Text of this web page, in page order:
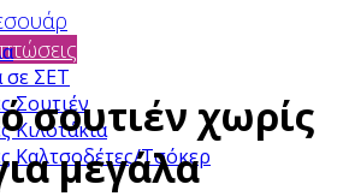
ΣΕΤ
Σουτιέν
Κιλοτάκια
Καλτσοδέτες/Τσόκερ
σουτιέν χωρίς
μεγάλα